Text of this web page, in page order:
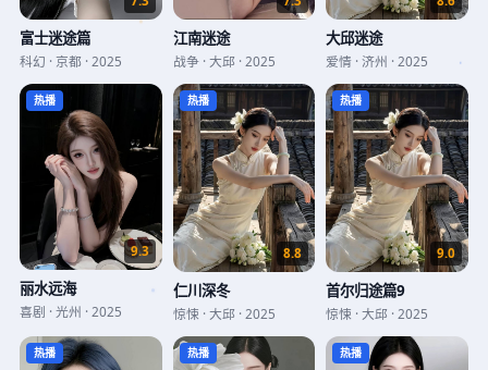
富士迷途篇
科幻 ·京都·2025
江南迷途
战争·大邱 ·2025
大邱迷途
爱情 ·济州 · 2025
热播
9.3
丽水远海
喜剧 ·光州 · 2025
热播
8.8
仁川深冬
惊悚 ·大邱 · 2025
热播
9.0
首尔归途篇9
惊悚 ·大邱 · 2025
热播 热播 热播